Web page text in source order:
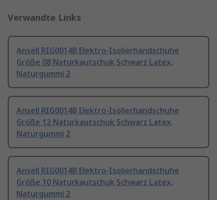
Verwandte Links
Ansell RIG0014B Elektro-Isolierhandschuhe
Größe 08 Naturkautschuk Schwarz Latex,
Naturgummi 2
Ansell RIG0014B Elektro-Isolierhandschuhe
Größe 12 Naturkautschuk Schwarz Latex,
Naturgummi 2
Ansell RIG0014B Elektro-Isolierhandschuhe
Größe 10 Naturkautschuk Schwarz Latex,
Naturgummi 2